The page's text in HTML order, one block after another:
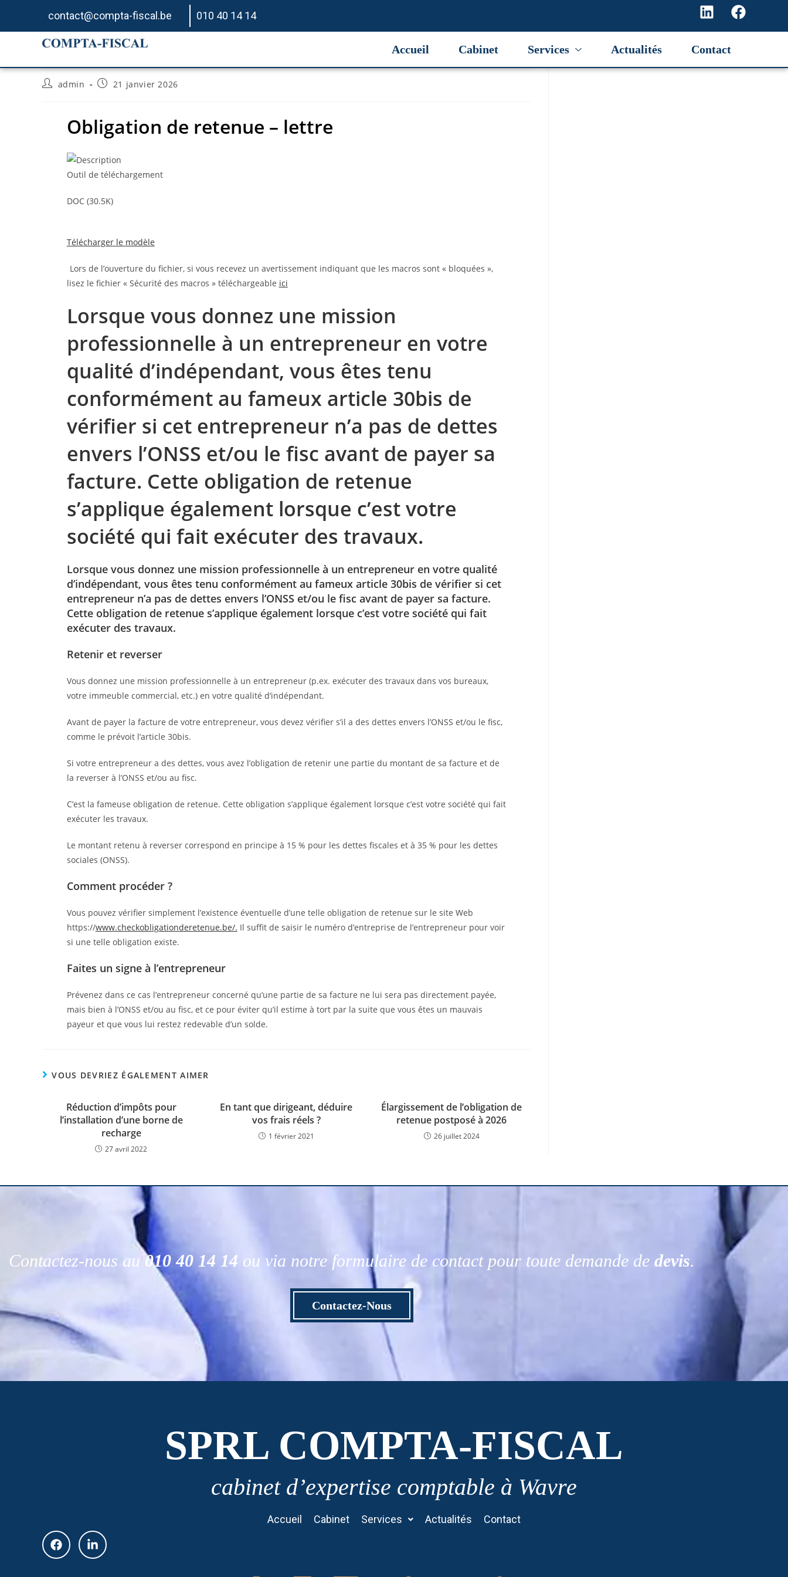
contact@compta-fiscal.be 010 40 14 14
Accueil Cabinet Services Actualités Contact
Obligation de retenue – lettre
admin 21 janvier 2026
Obligation de retenue – lettre
Outil de téléchargement
DOC (30.5K)
Télécharger le modèle
Lors de l’ouverture du fichier, si vous recevez un avertissement indiquant que les macros sont « bloquées »,
lisez le fichier « Sécurité des macros » téléchargeable ici
Lorsque vous donnez une mission
professionnelle à un entrepreneur en votre
qualité d’indépendant, vous êtes tenu
conformément au fameux article 30bis de
vérifier si cet entrepreneur n’a pas de dettes
envers l’ONSS et/ou le fisc avant de payer sa
facture. Cette obligation de retenue
s’applique également lorsque c’est votre
société qui fait exécuter des travaux.
Lorsque vous donnez une mission professionnelle à un entrepreneur en votre qualité
d’indépendant, vous êtes tenu conformément au fameux article 30bis de vérifier si cet
entrepreneur n’a pas de dettes envers l’ONSS et/ou le fisc avant de payer sa facture.
Cette obligation de retenue s’applique également lorsque c’est votre société qui fait
exécuter des travaux.
Retenir et reverser
Vous donnez une mission professionnelle à un entrepreneur (p.ex. exécuter des travaux dans vos bureaux,
votre immeuble commercial, etc.) en votre qualité d’indépendant.
Avant de payer la facture de votre entrepreneur, vous devez vérifier s’il a des dettes envers l’ONSS et/ou le fisc,
comme le prévoit l’article 30bis.
Si votre entrepreneur a des dettes, vous avez l’obligation de retenir une partie du montant de sa facture et de
la reverser à l’ONSS et/ou au fisc.
C’est la fameuse obligation de retenue. Cette obligation s’applique également lorsque c’est votre société qui fait
exécuter les travaux.
Le montant retenu à reverser correspond en principe à 15 % pour les dettes fiscales et à 35 % pour les dettes
sociales (ONSS).
Comment procéder ?
Vous pouvez vérifier simplement l’existence éventuelle d’une telle obligation de retenue sur le site Web
https://www.checkobligationderetenue.be/. Il suffit de saisir le numéro d’entreprise de l’entrepreneur pour voir
si une telle obligation existe.
Faites un signe à l’entrepreneur
Prévenez dans ce cas l’entrepreneur concerné qu’une partie de sa facture ne lui sera pas directement payée,
mais bien à l’ONSS et/ou au fisc, et ce pour éviter qu’il estime à tort par la suite que vous êtes un mauvais
payeur et que vous lui restez redevable d’un solde.
VOUS DEVRIEZ ÉGALEMENT AIMER
Réduction d’impôts pour
l’installation d’une borne de
recharge
27 avril 2022
En tant que dirigeant, déduire
vos frais réels ?
1 février 2021
Élargissement de l’obligation de
retenue postposé à 2026
26 juillet 2024
Contactez-nous au 010 40 14 14 ou via notre formulaire de contact pour toute demande de devis.
Contactez-Nous
SPRL COMPTA-FISCAL
cabinet d’expertise comptable à Wavre
Accueil Cabinet Services Actualités Contact